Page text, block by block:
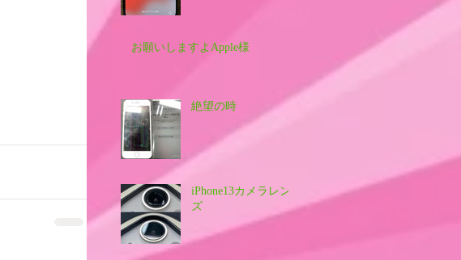
お願いしますよApple様
絶望の時
iPhone13カメラレン
ズ